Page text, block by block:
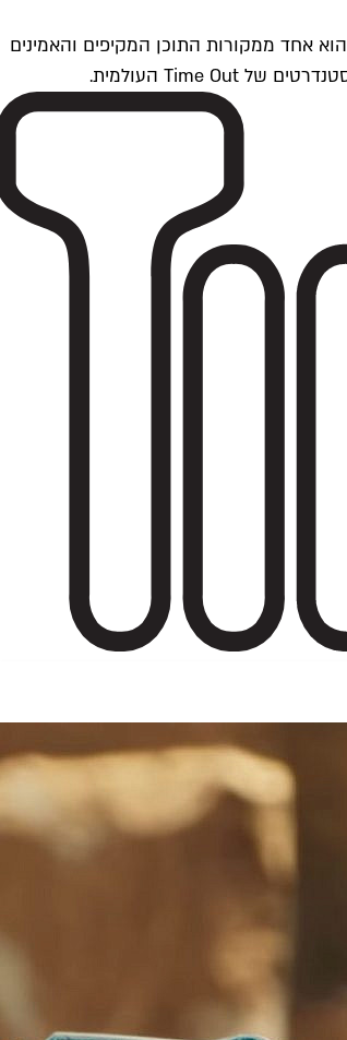
Time Outתל אביב הוא חלק מרשת Time Out Global — רשת מדיה בינלאומית הפועלת ב-360 ערים מרכזיות וב-60 מדינות ברחבי העולם. Time Out הוא אחד ממקורות התוכן המקיפים והאמינים